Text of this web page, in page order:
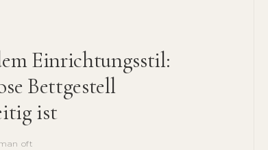
Einrichtungsstil:
Bettgestell
ist
oft